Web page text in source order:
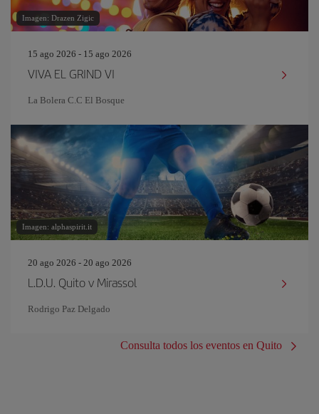
Imagen: Drazen Zigic
15 ago 2026 - 15 ago 2026
VIVA EL GRIND VI
La Bolera C.C El Bosque
Imagen: alphaspirit.it
20 ago 2026 - 20 ago 2026
L.D.U. Quito v Mirassol
Rodrigo Paz Delgado
Consulta todos los eventos en Quito